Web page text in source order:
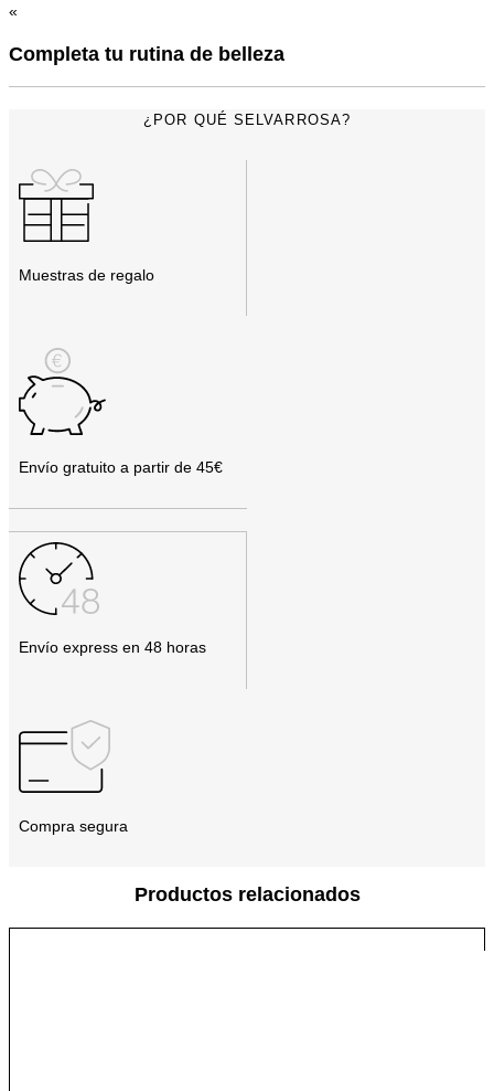
«
Completa tu rutina de belleza
¿POR QUÉ SELVARROSA?
Muestras de regalo
Envío gratuito a partir de 45€
Envío express en 48 horas
Compra segura
Productos relacionados